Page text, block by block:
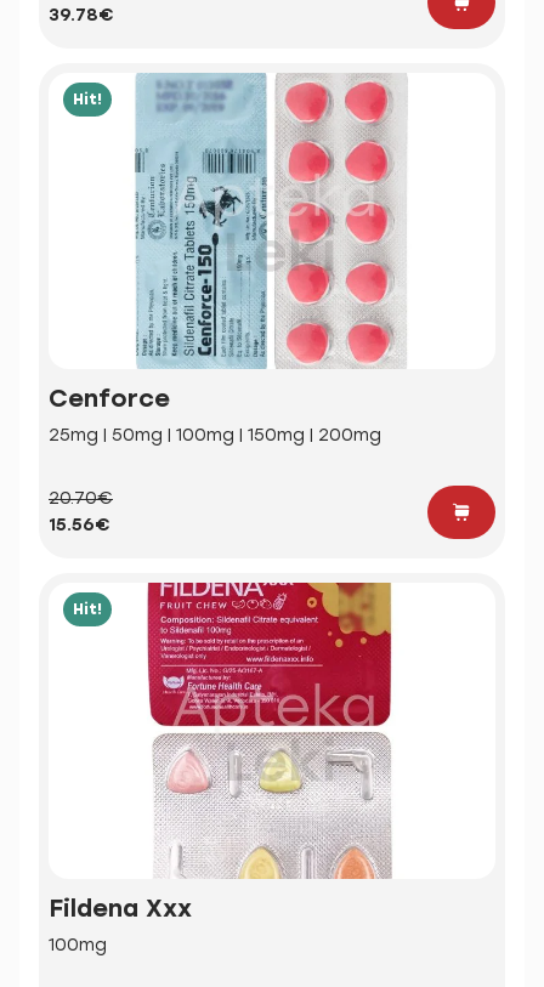
39.78€
Hit!
Cenforce
25mg | 50mg | 100mg | 150mg | 200mg
20.70€
15.56€
Hit!
Fildena Xxx
100mg